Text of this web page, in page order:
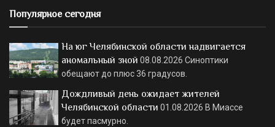
Популярное сегодня
На юг Челябинской области надвигается
аномальный зной 08.08.2026 Синоптики
обещают до плюс 36 градусов.
Дождливый день ожидает жителей
Челябинской области 01.08.2026 В Миассе
будет пасмурно.